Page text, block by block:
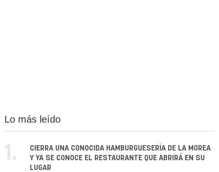
Lo más leído
1.
CIERRA UNA CONOCIDA HAMBURGUESERÍA DE LA MOREA
Y YA SE CONOCE EL RESTAURANTE QUE ABRIRÁ EN SU
LUGAR